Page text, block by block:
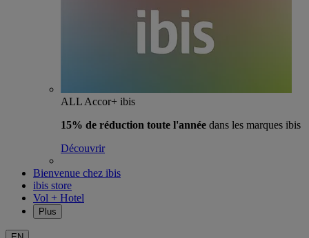
ALL Accor+ ibis
15% de réduction toute l'année dans les marques ibis
Découvrir
Bienvenue chez ibis
ibis store
Vol + Hotel
Plus